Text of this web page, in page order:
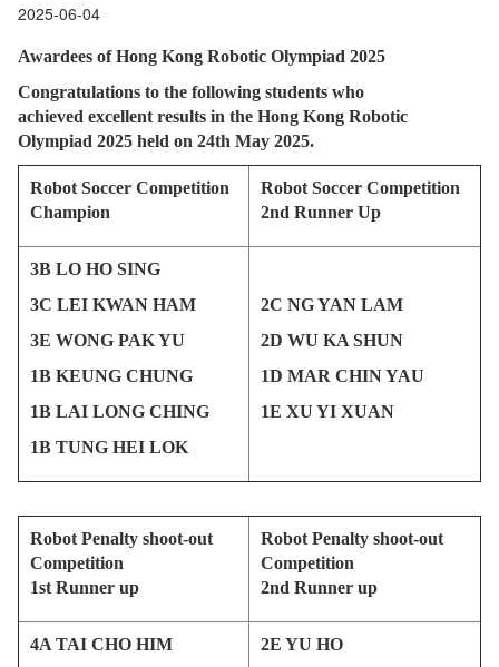
2025-06-04
Awardees of Hong Kong Robotic Olympiad 2025
Congratulations to the following students who
achieved excellent results in the Hong Kong Robotic
Olympiad 2025 held on 24th May 2025.
Robot Soccer Competition
Champion
Robot Soccer Competition
2nd Runner Up
3B LO HO SING
3C LEI KWAN HAM
3E WONG PAK YU
1B KEUNG CHUNG
1B LAI LONG CHING
1B TUNG HEI LOK
2C NG YAN LAM
2D WU KA SHUN
1D MAR CHIN YAU
1E XU YI XUAN
Robot Penalty shoot-out
Competition
1st Runner up
Robot Penalty shoot-out
Competition
2nd Runner up
4A TAI CHO HIM 2E YU HO